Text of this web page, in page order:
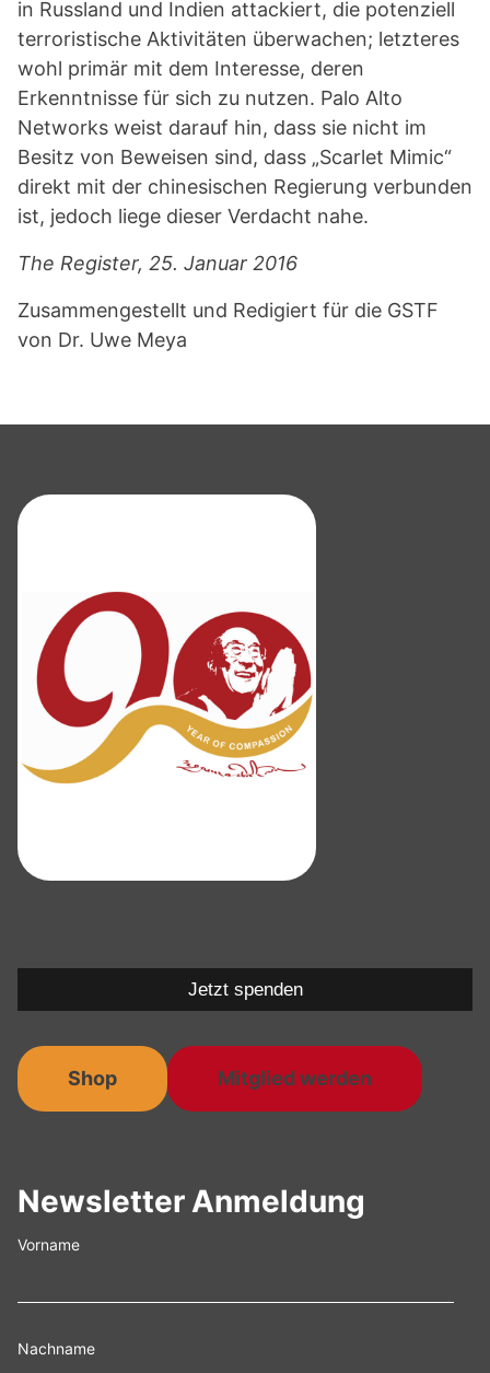
in Russland und Indien attackiert, die potenziell
terroristische Aktivitäten überwachen; letzteres
wohl primär mit dem Interesse, deren
Erkenntnisse für sich zu nutzen. Palo Alto
Networks weist darauf hin, dass sie nicht im
Besitz von Beweisen sind, dass „Scarlet Mimic“
direkt mit der chinesischen Regierung verbunden
ist, jedoch liege dieser Verdacht nahe.
The Register, 25. Januar 2016
Zusammengestellt und Redigiert für die GSTF
von Dr. Uwe Meya
Shop Mitglied werden
Newsletter Anmeldung
Vorname
Nachname
Jetzt spenden